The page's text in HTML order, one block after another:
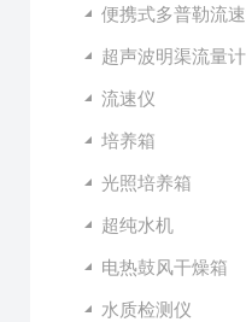
便携式多普勒流
超声波明渠流量计
流速仪
培养箱
光照培养箱
超纯水机
电热鼓风干燥箱
水质检测仪